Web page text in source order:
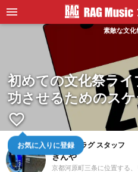
素敵な文化
初めての文化祭ラ
功させるためのス
favorite_border
お気に入りに登録スタジオラグ スタッフ
きんや
京都河原町三条に位置する